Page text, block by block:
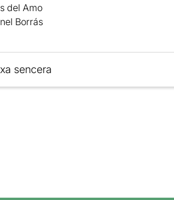
del Amo
Borrás
sencera